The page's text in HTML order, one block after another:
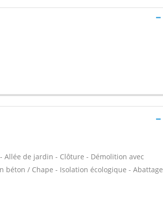
Allée de jardin - Clôture - Démolition avec
béton / Chape - Isolation écologique - Abattage